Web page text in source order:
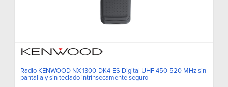
Radio KENWOOD NX-1300-DK4-ES Digital UHF 450-520 MHz sin
pantalla y sin teclado intrínsecamente seguro